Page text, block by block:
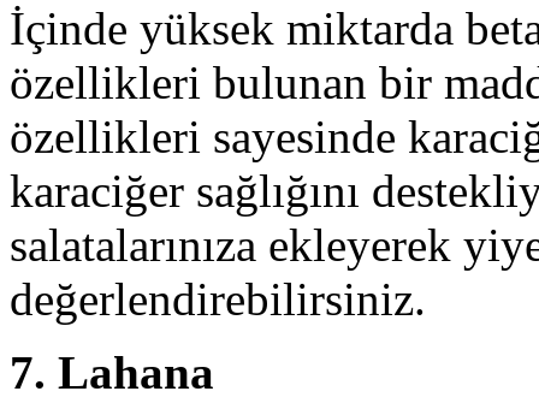
İçinde yüksek miktarda
özellikleri bulunan bir
özellikleri sayesinde
karaciğer sağlığını
salatalarınıza ekleyerek
değerlendirebilirsiniz.
7. Lahana